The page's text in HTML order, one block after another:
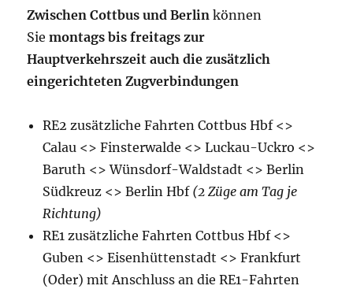
Zwischen Cottbus und Berlin können
Siemontags bis freitags zur
Hauptverkehrszeit auch die zusätzlich
eingerichteten Zugverbindungen
RE2 zusätzliche Fahrten Cottbus Hbf <>
Calau <> Finsterwalde <> Luckau-Uckro <>
Baruth <> Wünsdorf-Waldstadt <> Berlin
Südkreuz <> Berlin Hbf (2 Züge am Tag je
Richtung)
RE1 zusätzliche Fahrten Cottbus Hbf <>
Guben <> Eisenhüttenstadt <> Frankfurt
(Oder) mit Anschluss an die RE1-Fahrten